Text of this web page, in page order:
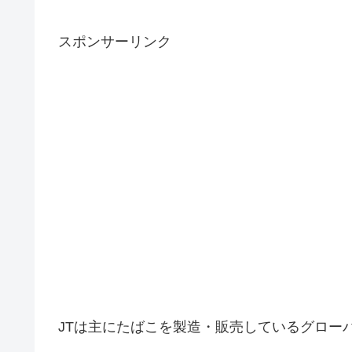
スポンサーリンク
JTは主にたばこを製造・販売しているグロー